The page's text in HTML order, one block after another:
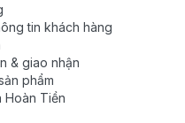
tin khách hàng
& giao nhận
phẩm
Hoàn Tiền